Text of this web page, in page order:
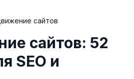
сайтов
сайтов: 52
SEO и